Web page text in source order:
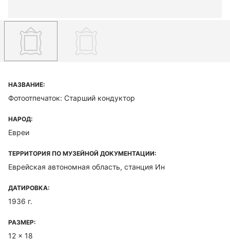
НАЗВАНИЕ:
Фотоотпечаток: Старший кондуктор
НАРОД:
Евреи
ТЕРРИТОРИЯ ПО МУЗЕЙНОЙ ДОКУМЕНТАЦИИ:
Еврейская автономная область, станция Ин
ДАТИРОВКА:
1936 г.
РАЗМЕР:
12 x 18